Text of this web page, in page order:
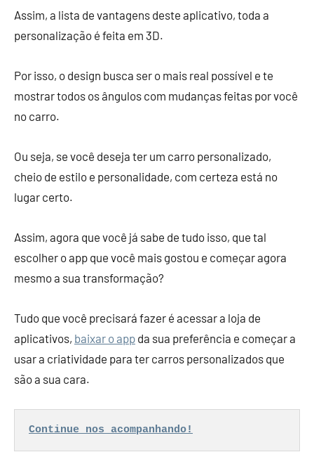
Assim, a lista de vantagens deste aplicativo, toda a
personalização é feita em 3D.
Por isso, o design busca ser o mais real possível e te
mostrar todos os ângulos com mudanças feitas por você
no carro.
Ou seja, se você deseja ter um carro personalizado,
cheio de estilo e personalidade, com certeza está no
lugar certo.
Assim, agora que você já sabe de tudo isso, que tal
escolher o app que você mais gostou e começar agora
mesmo a sua transformação?
Tudo que você precisará fazer é acessar a loja de
aplicativos, baixar o app da sua preferência e começar a
usar a criatividade para ter carros personalizados que
são a sua cara.
Continue nos acompanhando!